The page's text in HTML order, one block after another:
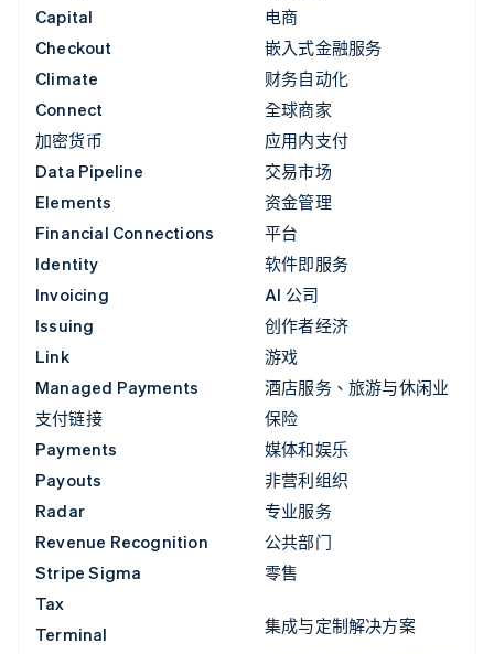
Capital
Checkout
Climate
Connect
加密货币
Data Pipeline
Elements
Financial Connections
Identity
Invoicing
Issuing
Link
Managed Payments
支付链接
Payments
Payouts
Radar
Revenue Recognition
Stripe Sigma
Tax
Terminal
电商
嵌入式金融服务
财务自动化
全球商家
应用内支付
交易市场
资金管理
平台
软件即服务
AI 公司
创作者经济
游戏
酒店服务、旅游与休闲业
保险
媒体和娱乐
非营利组织
专业服务
公共部门
零售
集成与定制解决方案